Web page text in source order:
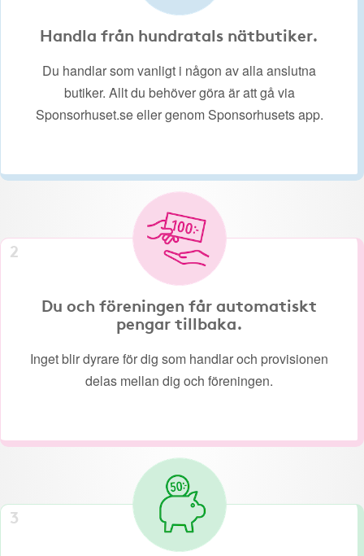
Handla från hundratals nätbutiker.
Du handlar som vanligt i någon av alla anslutna
butiker. Allt du behöver göra är att gå via
Sponsorhuset.se eller genom Sponsorhusets app.
2
Du och föreningen får automatiskt
pengar tillbaka.
Inget blir dyrare för dig som handlar och provisionen
delas mellan dig och föreningen.
3